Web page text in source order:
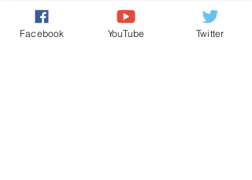
للحقوق والحريات!
اذن يا ترى! متى تستمر مملكتنا مخيفة Facebook YouTube Twitter